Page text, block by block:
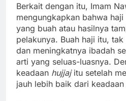
Berkait dengan itu, Imam
mengungkapkan bahwa
yang buah atau hasilnya
pelakunya. Buah haji itu,
dan meningkatnya ibadah
arti yang seluas-luasnya.
keadaan hujjaj itu setelah
jauh lebih baik dari